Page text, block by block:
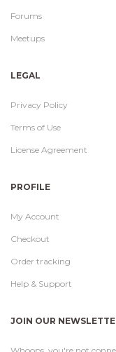
Forums
Meetups
LEGAL
Privacy Policy
Terms of Use
License Agreement
PROFILE
My Account
Checkout
Order tracking
Help & Support
JOIN OUR